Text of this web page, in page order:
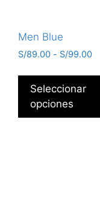
Men Blue
S/89.00 - S/99.00
Seleccionar
opciones